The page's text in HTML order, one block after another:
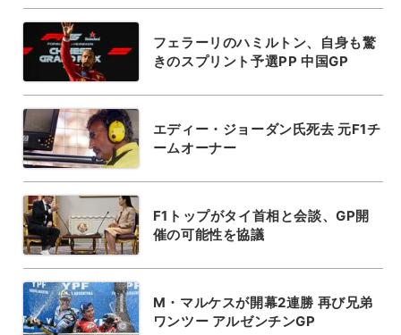
フェラーリのハミルトン、自身も驚
きのスプリント予選PP 中国GP
エディー・ジョーダン氏死去 元F1チ
ームオーナー
F1トップがタイ首相と会談、GP開
催の可能性を協議
M・マルケスが開幕2連勝 再び兄弟
ワンツー アルゼンチンGP